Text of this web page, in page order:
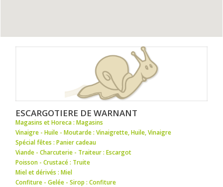
ESCARGOTIERE DE WARNANT
Magasins et Horeca : Magasins
Vinaigre - Huile - Moutarde : Vinaigrette,Huile,Vinaigre
Spécial fêtes : Panier cadeau
Viande - Charcuterie - Traiteur : Escargot
Poisson - Crustacé : Truite
Miel et dérivés : Miel
Confiture - Gelée - Sirop : Confiture